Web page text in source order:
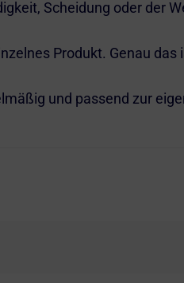
Scheidung oder der
Produkt. Genau das
und passend zur